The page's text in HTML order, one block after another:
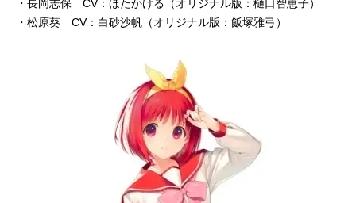
・長岡志保 CV：ほたかける（オリジナル版：樋口智恵子）
・松原葵 CV：白砂沙帆（オリジナル版：飯塚雅弓）